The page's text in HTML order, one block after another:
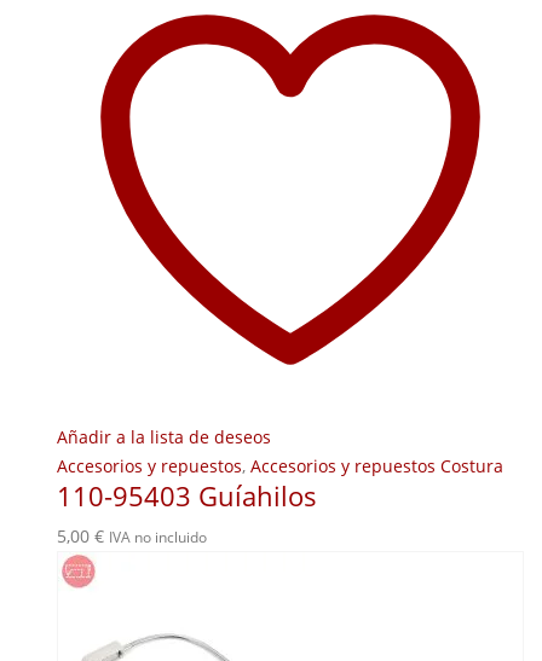
Añadir a la lista de deseos
Accesorios y repuestos, Accesorios y repuestos Costura
110-95403 Guíahilos
5,00 € IVA no incluido